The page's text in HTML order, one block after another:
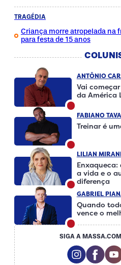
TRAGÉDIA
Criança morre atropelada na
para festa de 15 anos
ANTÔNIO
Vai
da América
FABIANO
Treinar é
LILIAN
a vida e o
diferença
GABRIEL
Quando
vence o
SIGA A